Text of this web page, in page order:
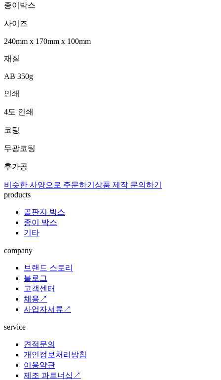
종이박스
사이즈
240mm x 170mm x 100mm
재질
AB 350g
인쇄
4도 인쇄
코팅
무광코팅
후가공
비슷한 사양으로 주문하기 상품 제작 문의하기
products
골판지 박스
종이 박스
기타
company
브랜드 스토리
블로그
고객센터
채용↗
사업자서류↗
service
견적문의
개인정보처리방침
이용약관
제조 파트너십↗